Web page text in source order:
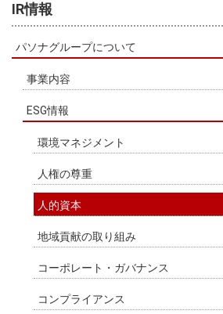
IR情報
パソナグループについて
事業内容
ESG情報
環境マネジメント
人権の尊重
人的資本
地域貢献の取り組み
コーポレート・ガバナンス
コンプライアンス